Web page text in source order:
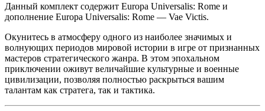
Данный комплект содержит Europa Universalis: Rome и
дополнение Europa Universalis: Rome — Vae Victis.
Окунитесь в атмосферу одного из наиболее значимых и
волнующих периодов мировой истории в игре от признанных
мастеров стратегического жанра. В этом эпохальном
приключении оживут величайшие культурные и военные
цивилизации, позволяя полностью раскрыться вашим
талантам как стратега, так и тактика.